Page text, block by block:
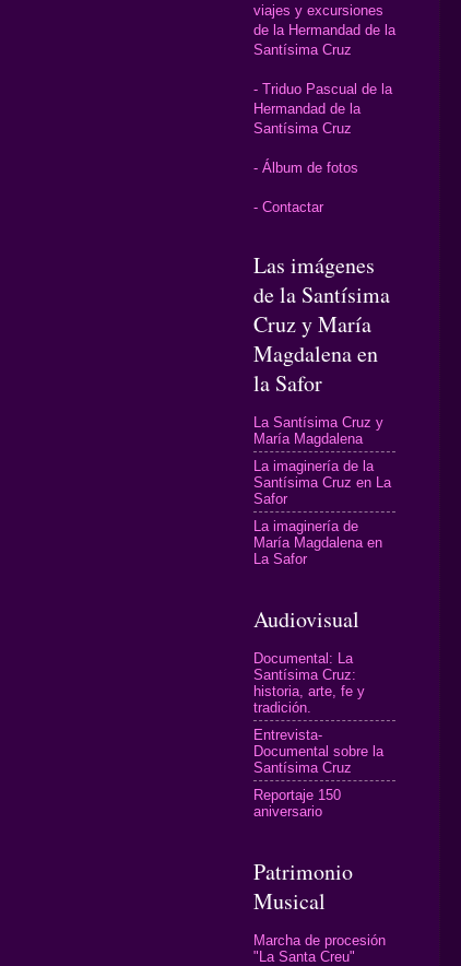
viajes y excursiones
de la Hermandad de la
Santísima Cruz
- Triduo Pascual de la
Hermandad de la
Santísima Cruz
- Álbum de fotos
- Contactar
Las imágenes
de la Santísima
Cruz y María
Magdalena en
la Safor
La Santísima Cruz y
María Magdalena
La imaginería de la
Santísima Cruz en La
Safor
La imaginería de
María Magdalena en
La Safor
Audiovisual
Documental: La
Santísima Cruz:
historia, arte, fe y
tradición.
Entrevista-
Documental sobre la
Santísima Cruz
Reportaje 150
aniversario
Patrimonio
Musical
Marcha de procesión
"La Santa Creu"